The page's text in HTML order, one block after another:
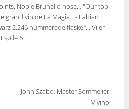
Noble Brunello nose… "Our top
grand vin de La Màgia." - Fabian
2.246 nummerede flasker… Vi er
sølle 6...
John Szabo, Master Sommelier
Vivino